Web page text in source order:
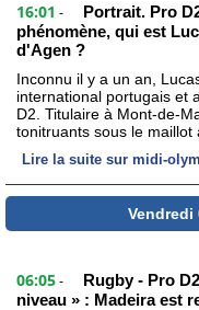
16:01 -
Portrait. Pro
phénomène, qui est
d'Agen ?
Inconnu il y a un an,
international portugais et
D2. Titulaire à Mont-de-
tonitruants sous le maillot
Lire la suite sur midi-
Vendredi
06:05 -
Rugby - Pro
niveau » : Madeira est